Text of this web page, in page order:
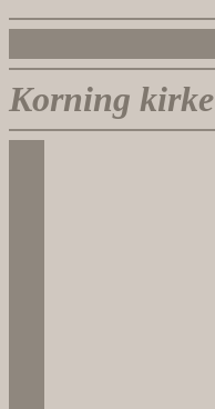
Korning kirke